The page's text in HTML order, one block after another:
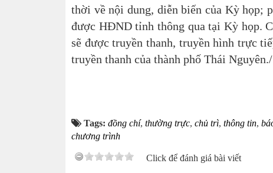
thời về nội dung, diễn biến của Kỳ họp;
được HĐND tỉnh thông qua tại Kỳ họp.
sẽ được truyền thanh, truyền hình trực
truyền thanh của thành phố Thái
Tags: đồng chí, thường trực, chủ trì, thông tin,
chương trình
Click để đánh giá bài viết